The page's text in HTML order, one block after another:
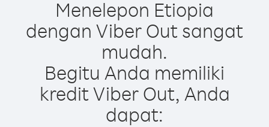
Menelepon Etiopia
dengan Viber Out sangat
mudah.
Begitu Anda memiliki
kredit Viber Out, Anda
dapat: